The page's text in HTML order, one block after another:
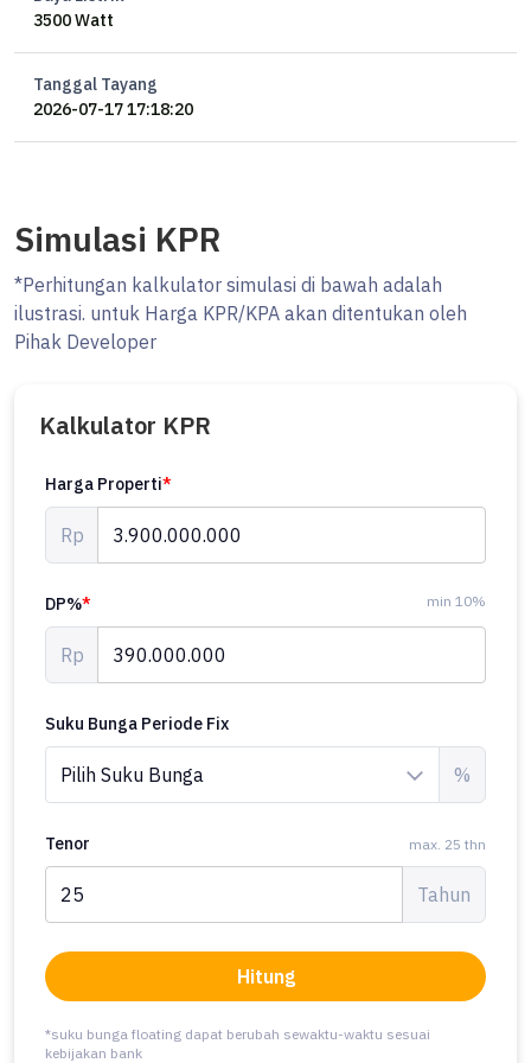
3500 Watt
Tanggal Tayang
2026-07-17 17:18:20
Simulasi KPR
*Perhitungan kalkulator simulasi di bawah adalah
ilustrasi. untuk Harga KPR/KPA akan ditentukan oleh
Pihak Developer
Kalkulator KPR
Harga Properti*
Rp
DP%* min 10%
Rp
Suku Bunga Periode Fix
%
Tenor max. 25 thn
Tahun
Hitung
*suku bunga floating dapat berubah sewaktu-waktu sesuai
kebijakan bank